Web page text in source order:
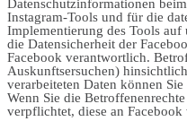
Datenschutzinformationen
Instagram-Tools und für die
Implementierung des Tools
die Datensicherheit der
Facebook verantwortlich.
Auskunftsersuchen)
verarbeiteten Daten können
Wenn Sie die
verpflichtet, diese an Facebook